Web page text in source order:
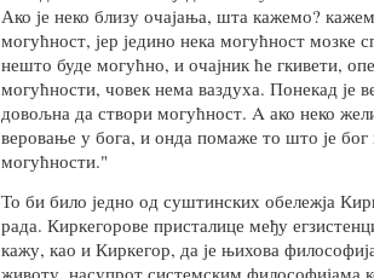
Ако је неко близу очајања, шта кажемо?
могућност, јер једино нека могућност мозке
нешто буде могућно, и очајник ће гкивети,
могућности, човек нема ваздуха. Понекад је
довољна да створи могућност. A ако неко
веровање у бога, и онда помаже то што је бог
могућности."
То би било једно од суштинских обележја
рада. Киркегорове присталице међу
кажу, као и Киркегор, да је њихова
животу, насупрот системским философијама